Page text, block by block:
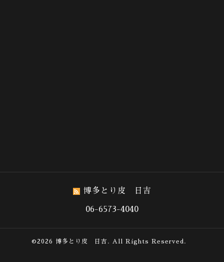
博多とり皮 日吉
06-6573-4040
©2026 博多とり皮 日吉 . All Rights Reserved.